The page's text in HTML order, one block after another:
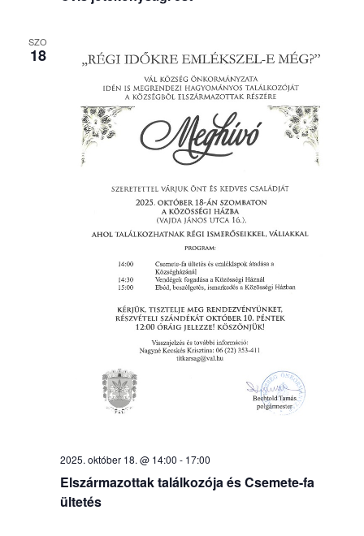
SZO
18
Elszármazottak találkozója és Csemete-fa
ültetés
2025. október 18. @ 14:00 - 17:00